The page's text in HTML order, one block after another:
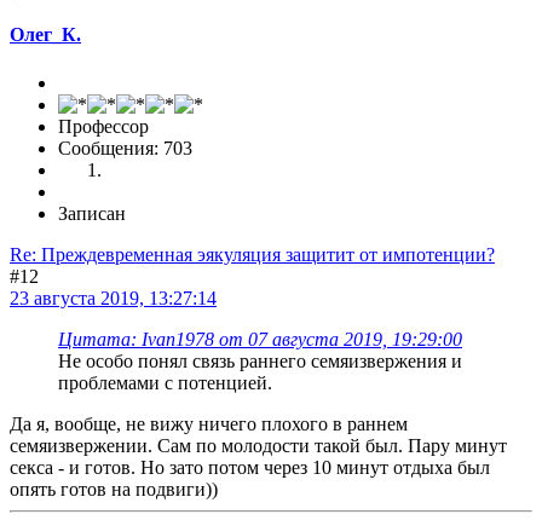
Олег_К.
Профессор
Сообщения: 703
Записан
Re: Преждевременная эякуляция защитит от импотенции?
#12
23 августа 2019, 13:27:14
Цитата: Ivan1978 от 07 августа 2019, 19:29:00
Не особо понял связь раннего семяизвержения и
проблемами с потенцией.
Да я, вообще, не вижу ничего плохого в раннем
семяизвержении. Сам по молодости такой был. Пару минут
секса - и готов. Но зато потом через 10 минут отдыха был
опять готов на подвиги))